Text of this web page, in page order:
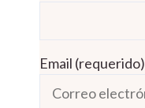
Email (requerido)